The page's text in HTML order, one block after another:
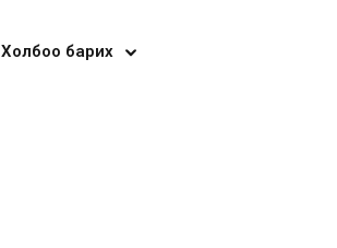
Холбоо барих